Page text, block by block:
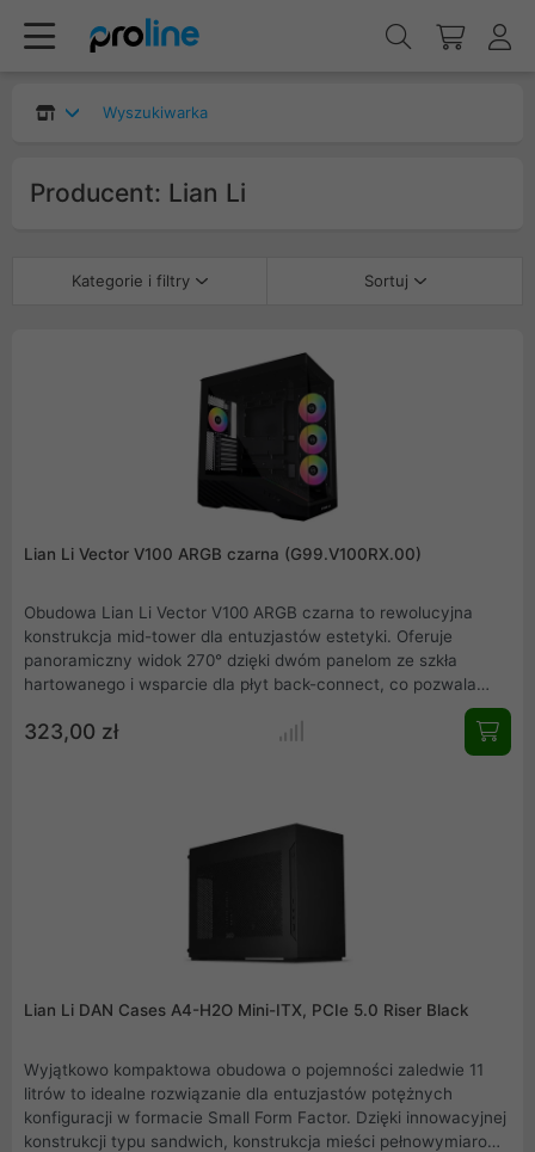
Wyszukiwarka
Producent: Lian Li
Kategorie i filtry Sortuj
Lian Li Vector V100 ARGB czarna (G99.V100RX.00)
Obudowa Lian Li Vector V100 ARGB czarna to rewolucyjna
konstrukcja mid-tower dla entuzjastów estetyki. Oferuje
panoramiczny widok 270° dzięki dwóm panelom ze szkła
hartowanego i wsparcie dla płyt back-connect, co pozwala
chłodzenie, mieszcząc radiatory 360 mm i karty graficzne do
323,00 zł
Lian Li DAN Cases A4-H2O Mini-ITX, PCIe 5.0 Riser Black
Wyjątkowo kompaktowa obudowa o pojemności zaledwie 11
litrów to idealne rozwiązanie dla entuzjastów potężnych
konfiguracji w formacie Small Form Factor. Dzięki innowacyjnej
konstrukcji typu sandwich, konstrukcja mieści pełnowymiarowe